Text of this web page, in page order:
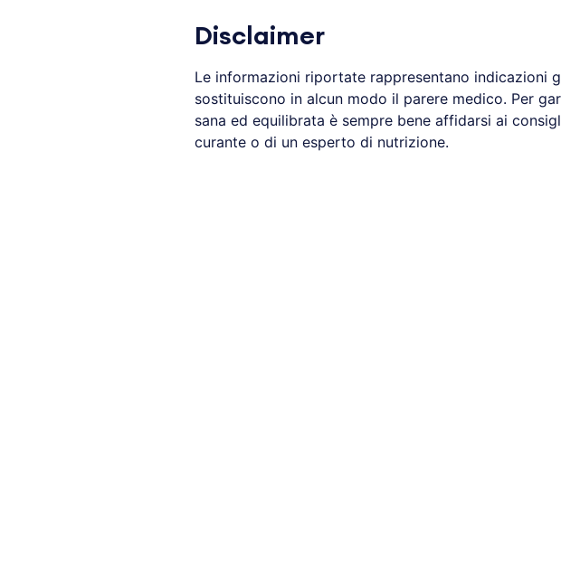
Disclaimer
Le informazioni riportate rappresentano indicazioni
sostituiscono in alcun modo il parere medico. Per
sana ed equilibrata è sempre bene affidarsi ai
curante o di un esperto di nutrizione.